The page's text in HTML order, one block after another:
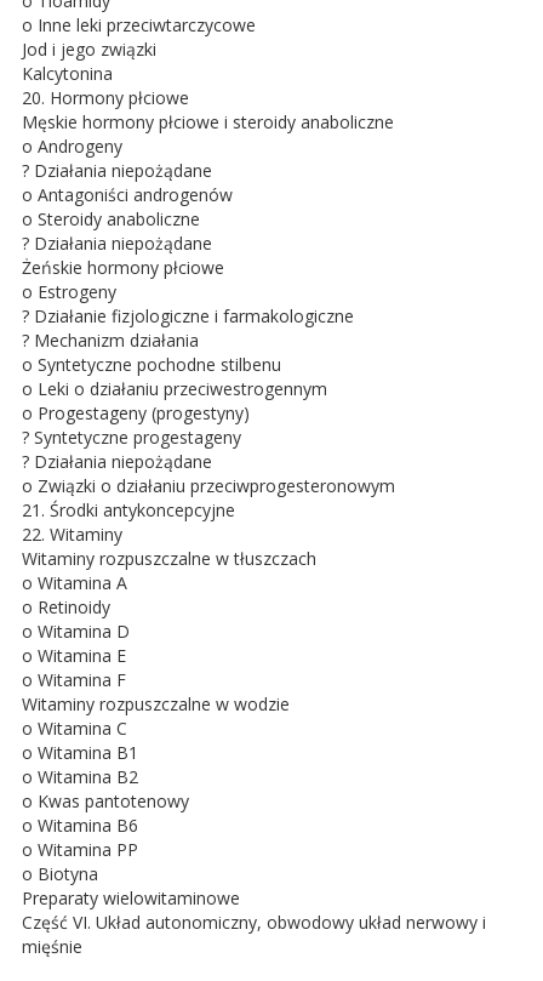
o Inne leki przeciwtarczycowe
Jod i jego związki
Kalcytonina
20. Hormony płciowe
Męskie hormony płciowe i steroidy anaboliczne
o Androgeny
? Działania niepożądane
o Antagoniści androgenów
o Steroidy anaboliczne
? Działania niepożądane
Żeńskie hormony płciowe
o Estrogeny
? Działanie fizjologiczne i farmakologiczne
? Mechanizm działania
o Syntetyczne pochodne stilbenu
o Leki o działaniu przeciwestrogennym
o Progestageny (progestyny)
? Syntetyczne progestageny
? Działania niepożądane
o Związki o działaniu przeciwprogesteronowym
21. Środki antykoncepcyjne
22. Witaminy
Witaminy rozpuszczalne w tłuszczach
o Witamina A
o Retinoidy
o Witamina D
o Witamina E
o Witamina F
Witaminy rozpuszczalne w wodzie
o Witamina C
o Witamina B1
o Witamina B2
o Kwas pantotenowy
o Witamina B6
o Witamina PP
o Biotyna
Preparaty wielowitaminowe
Część VI. Układ autonomiczny, obwodowy układ nerwowy i
mięśnie